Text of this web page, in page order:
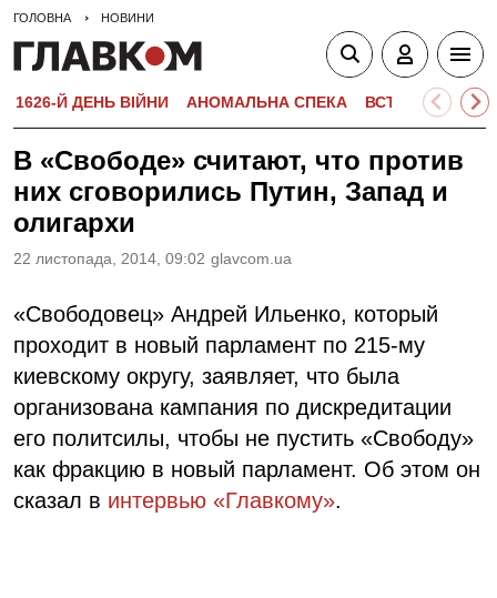
ГОЛОВНА НОВИНИ
1626-Й ДЕНЬ ВІЙНИ АНОМАЛЬНА СПЕКА ВСТУПНА
В «Свободе» считают, что против
них сговорились Путин, Запад и
олигархи
22 листопада, 2014, 09:02 glavcom.ua
«Свободовец» Андрей Ильенко, который
проходит в новый парламент по 215-му
киевскому округу, заявляет, что была
организована кампания по дискредитации
его политсилы, чтобы не пустить «Свободу»
как фракцию в новый парламент. Об этом он
сказал в интервью «Главкому».